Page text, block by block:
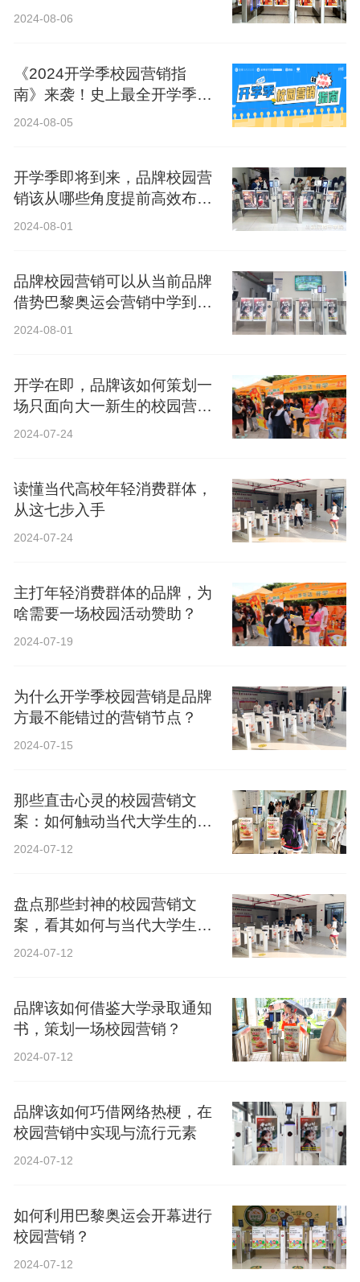
2024-08-06
《2024开学季校园营销指
南》来袭！史上最全开学季营
销攻略！
2024-08-05
开学季即将到来，品牌校园营
销该从哪些角度提前高效布
局？
2024-08-01
品牌校园营销可以从当前品牌
借势巴黎奥运会营销中学到什
么？
2024-08-01
开学在即，品牌该如何策划一
场只面向大一新生的校园营
销？
2024-07-24
读懂当代高校年轻消费群体，
从这七步入手
2024-07-24
主打年轻消费群体的品牌，为
啥需要一场校园活动赞助？
2024-07-19
为什么开学季校园营销是品牌
方最不能错过的营销节点？
2024-07-15
那些直击心灵的校园营销文
案：如何触动当代大学生的心
弦？
2024-07-12
盘点那些封神的校园营销文
案，看其如何与当代大学生精
神共鸣？
2024-07-12
品牌该如何借鉴大学录取通知
书，策划一场校园营销？
2024-07-12
品牌该如何巧借网络热梗，在
校园营销中实现与流行元素
2024-07-12
如何利用巴黎奥运会开幕进行
校园营销？
2024-07-12